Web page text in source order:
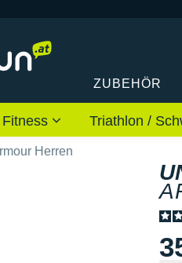
ZUBEHÖR
Fitness Triathlon /
Herren